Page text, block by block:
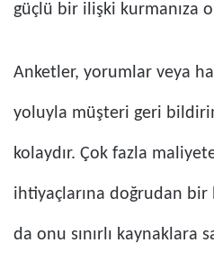
güçlü bir ilişki kurmanıza
Anketler, yorumlar veya
yoluyla müşteri geri
kolaydır. Çok fazla
ihtiyaçlarına doğrudan bir
da onu sınırlı kaynaklara